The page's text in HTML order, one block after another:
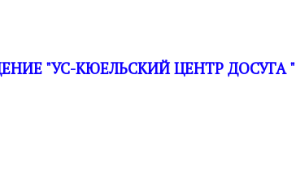
"УС-КЮЕЛЬСКИЙ ЦЕНТР ДОСУГА